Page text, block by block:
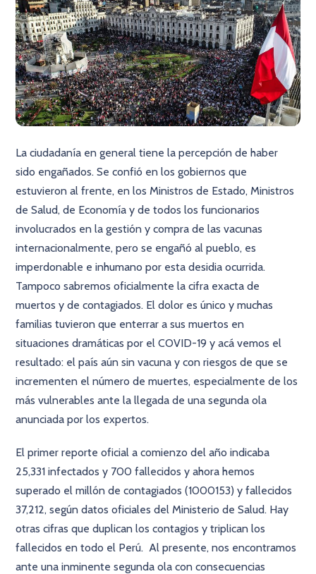
La ciudadanía en general tiene la percepción de haber
sido engañados. Se confió en los gobiernos que
estuvieron al frente, en los Ministros de Estado, Ministros
de Salud, de Economía y de todos los funcionarios
involucrados en la gestión y compra de las vacunas
internacionalmente, pero se engañó al pueblo, es
imperdonable e inhumano por esta desidia ocurrida.
Tampoco sabremos oficialmente la cifra exacta de
muertos y de contagiados. El dolor es único y muchas
familias tuvieron que enterrar a sus muertos en
situaciones dramáticas por el COVID-19 y acá vemos el
resultado: el país aún sin vacuna y con riesgos de que se
incrementen el número de muertes, especialmente de los
más vulnerables ante la llegada de una segunda ola
anunciada por los expertos.
El primer reporte oficial a comienzo del año indicaba
25,331 infectados y 700 fallecidos y ahora hemos
superado el millón de contagiados (1000153) y fallecidos
37,212, según datos oficiales del Ministerio de Salud. Hay
otras cifras que duplican los contagios y triplican los
fallecidos en todo el Perú. Al presente, nos encontramos
ante una inminente segunda ola con consecuencias